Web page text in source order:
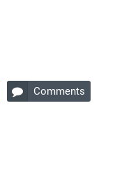
 Comments